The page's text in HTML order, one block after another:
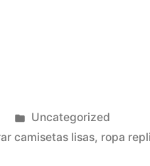
Publicado
en
Uncategorized
camisetas lisas, ropa